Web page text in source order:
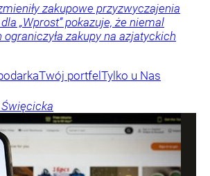
zakupowe przyzwyczajenia
„Wprost” pokazuje, że niemal
ograniczyła zakupy na azjatyckich
Twój portfelTylko u Nas
Święcicka